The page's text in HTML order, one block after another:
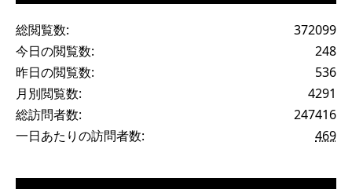
372099
総閲覧数:
248
今日の閲覧数:
536
昨日の閲覧数:
4291
月別閲覧数:
247416
総訪問者数:
469
一日あたりの訪問者数: